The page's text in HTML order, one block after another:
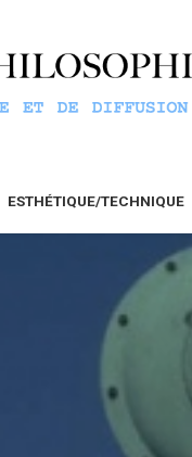
ESTHÉTIQUE/TECHNIQUE